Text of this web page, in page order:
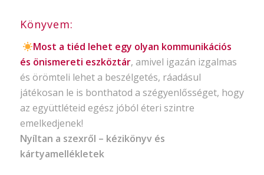
Könyvem:
Most a tiéd lehet egy olyan kommunikációs
és önismereti eszköztár, amivel igazán izgalmas
és örömteli lehet a beszélgetés, ráadásul
játékosan le is bonthatod a szégyenlősséget, hogy
az együttléteid egész jóból éteri szintre
emelkedjenek!
Nyíltan a szexről – kézikönyv és
kártyamellékletek